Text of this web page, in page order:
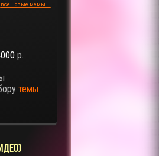
все новые мемы...
р.
темы